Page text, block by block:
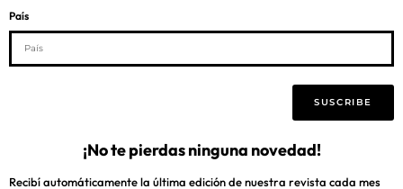
País
SUSCRIBE
¡No te pierdas ninguna novedad!
Recibí automáticamente la última edición de nuestra revista cada mes